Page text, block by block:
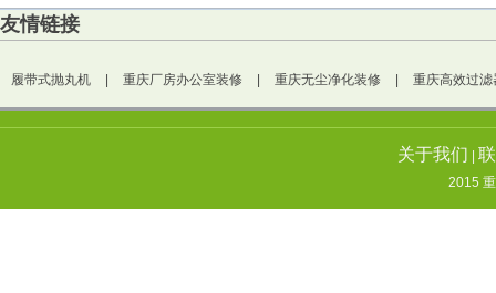
友情链接
履带式抛丸机 重庆厂房办公室装修 重庆无尘净化装修 重庆高效过滤
关于我们
2015